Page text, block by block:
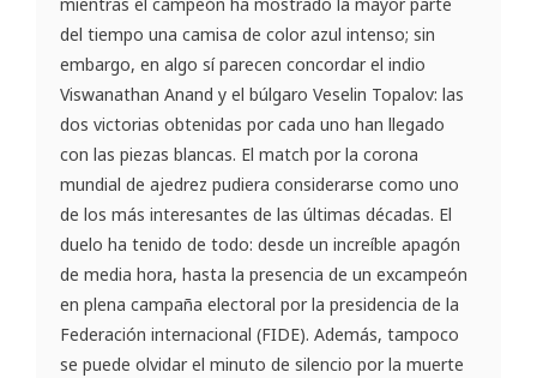
mientras el campeón ha mostrado la mayor parte
del tiempo una camisa de color azul intenso; sin
embargo, en algo sí parecen concordar el indio
Viswanathan Anand y el búlgaro Veselin Topalov: las
dos victorias obtenidas por cada uno han llegado
con las piezas blancas. El match por la corona
mundial de ajedrez pudiera considerarse como uno
de los más interesantes de las últimas décadas. El
duelo ha tenido de todo: desde un increíble apagón
de media hora, hasta la presencia de un excampeón
en plena campaña electoral por la presidencia de la
Federación internacional (FIDE). Además, tampoco
se puede olvidar el minuto de silencio por la muerte